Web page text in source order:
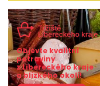
Objevte kvalitní
potraviny
z Libereckého kraje
a blízkého okolí!